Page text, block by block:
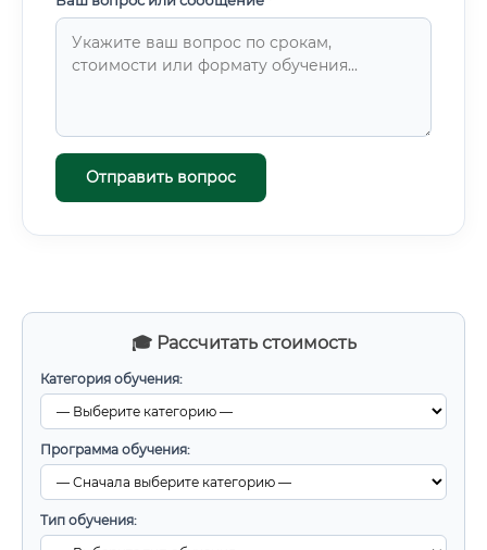
🎓 Рассчитать стоимость
Категория обучения:
Программа обучения:
Тип обучения:
Отправить вопрос